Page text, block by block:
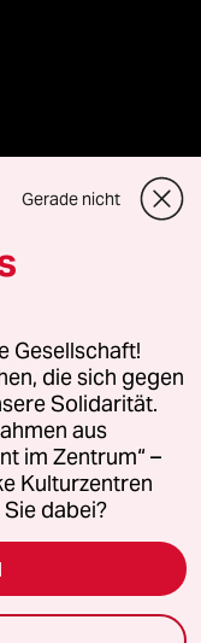
für Genehmigungen
Richtlinien
AGB
(Ads)
Gerade nicht
Gesellschaft!
die sich gegen
Solidarität.
aus
im Zentrum“ –
Kulturzentren
dabei?